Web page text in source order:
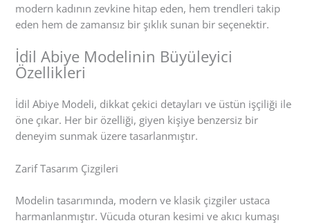
modern kadının zevkine hitap eden, hem trendleri takip
eden hem de zamansız bir şıklık sunan bir seçenektir.
İdil Abiye Modelinin Büyüleyici
Özellikleri
İdil Abiye Modeli, dikkat çekici detayları ve üstün işçiliği ile
öne çıkar. Her bir özelliği, giyen kişiye benzersiz bir
deneyim sunmak üzere tasarlanmıştır.
Zarif Tasarım Çizgileri
Modelin tasarımında, modern ve klasik çizgiler ustaca
harmanlanmıştır. Vücuda oturan kesimi ve akıcı kumaşı